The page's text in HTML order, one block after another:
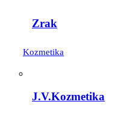
Zrak
Kozmetika
J.V.Kozmetika